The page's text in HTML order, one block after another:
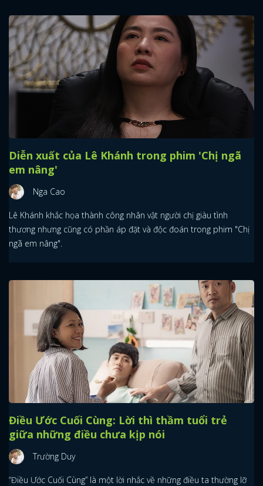
Diễn xuất của Lê Khánh trong phim 'Chị ngã
em nâng'
Nga Cao
Lê Khánh khắc họa thành công nhân vật người chị giàu tình
thương nhưng cũng có phần áp đặt và độc đoán trong phim "Chị
ngã em nâng".
Điều Ước Cuối Cùng: Lời thì thầm tuổi trẻ
giữa những điều chưa kịp nói
Trường Duy
“Điều Ước Cuối Cùng” là một lời nhắc về những điều ta thường lỡ